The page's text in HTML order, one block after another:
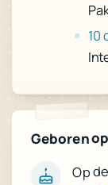
10
Geboren
Op